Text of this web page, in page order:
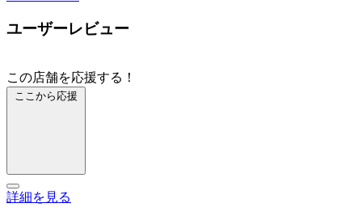
ユーザーレビュー
この店舗を応援する！
ここから応援
詳細を見る